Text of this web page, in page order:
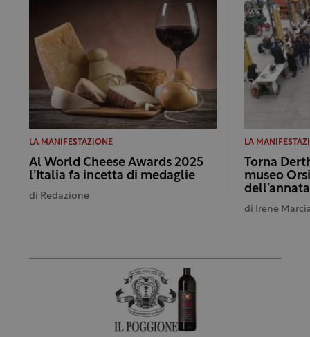
LA MANIFESTAZIONE
Al World Cheese Awards 2025
l’Italia fa incetta di medaglie
di Redazione
LA
Torna
museo
di Irene